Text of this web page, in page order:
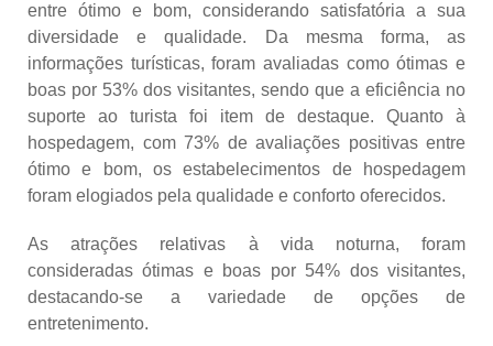
entre ótimo e bom, considerando satisfatória a sua
diversidade e qualidade. Da mesma forma, as
informações turísticas, foram avaliadas como ótimas e
boas por 53% dos visitantes, sendo que a eficiência no
suporte ao turista foi item de destaque. Quanto à
hospedagem, com 73% de avaliações positivas entre
ótimo e bom, os estabelecimentos de hospedagem
foram elogiados pela qualidade e conforto oferecidos.
As atrações relativas à vida noturna, foram
consideradas ótimas e boas por 54% dos visitantes,
destacando-se a variedade de opções de
entretenimento.